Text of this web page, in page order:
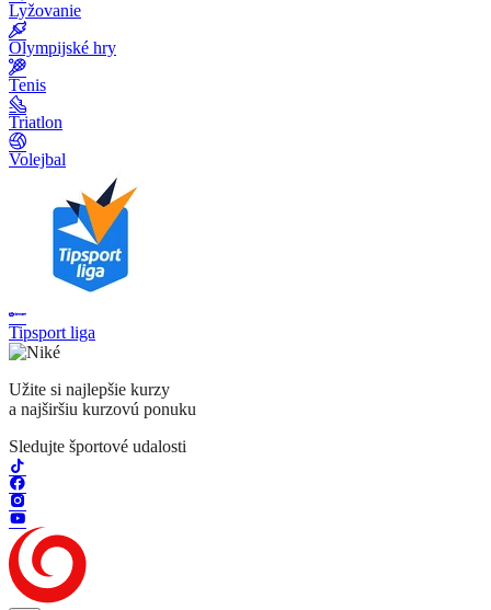
Lyžovanie
Olympijské hry
Tenis
Triatlon
Volejbal
Tipsport liga
Užite si najlepšie kurzy
a najširšiu kurzovú ponuku
Sledujte športové udalosti